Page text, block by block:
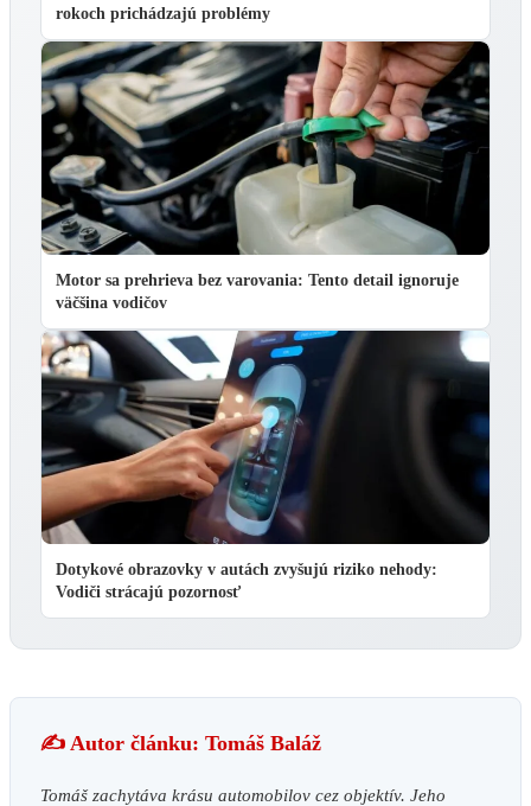
rokoch prichádzajú problémy
Motor sa prehrieva bez varovania: Tento detail ignoruje
väčšina vodičov
Dotykové obrazovky v autách zvyšujú riziko nehody:
Vodiči strácajú pozornosť
✍️ Autor článku: Tomáš Baláž
Tomáš zachytáva krásu automobilov cez objektív. Jeho